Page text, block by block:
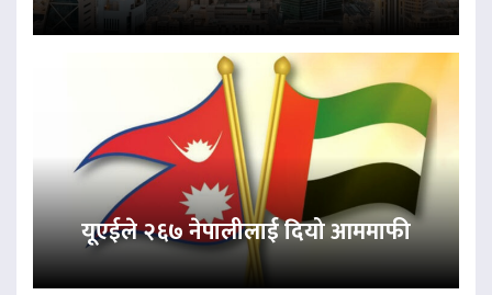
यूएईले २६७ नेपालीलाई दियो आममाफी